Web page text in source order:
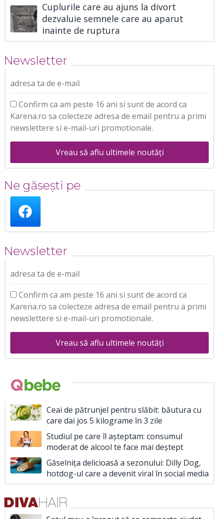
Cuplurile care au ajuns la divort
dezvaluie semnele care au aparut
inainte de ruptura
Newsletter
adresa ta de e-mail
Confirm ca am peste 16 ani si sunt de acord ca
Karena.ro sa colecteze adresa de email pentru a primi
newslettere si e-mail-uri promotionale.
Vreau să aflu ultimele noutăți
Ne găsești pe
Newsletter
adresa ta de e-mail
Confirm ca am peste 16 ani si sunt de acord ca
Karena.ro sa colecteze adresa de email pentru a primi
newslettere si e-mail-uri promotionale.
Vreau să aflu ultimele noutăți
Ceai de pătrunjel pentru slăbit: băutura cu
care dai jos 5 kilograme în 3 zile
Studiul pe care îl așteptam: consumul
moderat de alcool te face mai deștept
Găselnița delicioasă a sezonului: Dilly Dog,
hotdog-ul care a devenit viral în social media